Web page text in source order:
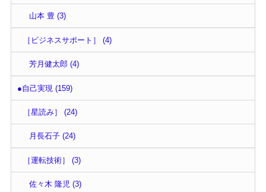
山本 豊 (3)
［ビジネスサポート］ (4)
芳月健太郎 (4)
●自己実現 (159)
［星読み］ (24)
月長石子 (24)
［運転技術］ (3)
佐々木 隆児 (3)